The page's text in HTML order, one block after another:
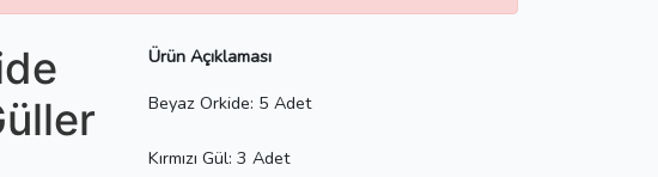
Ürün Açıklaması
Beyaz Orkide: 5 Adet
Kırmızı Gül: 3 Adet